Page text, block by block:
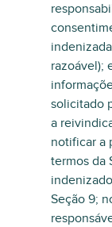
razoável);
solicitado
a
notificar a
termos da
Seção 9;